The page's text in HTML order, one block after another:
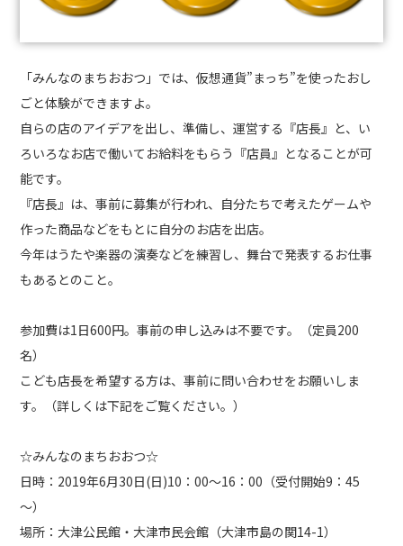
「みんなのまちおおつ」では、仮想通貨”まっち”を使ったおし
ごと体験ができますよ。
自らの店のアイデアを出し、準備し、運営する『店長』と、い
ろいろなお店で働いてお給料をもらう『店員』となることが可
能です。
『店長』は、事前に募集が行われ、自分たちで考えたゲームや
作った商品などをもとに自分のお店を出店。
今年はうたや楽器の演奏などを練習し、舞台で発表するお仕事
もあるとのこと。
参加費は1日600円。事前の申し込みは不要です。（定員200
名）
こども店長を希望する方は、事前に問い合わせをお願いしま
す。（詳しくは下記をご覧ください。）
☆みんなのまちおおつ☆
日時：2019年6月30日(日)10：00～16：00（受付開始9：45
～）
場所：大津公民館・大津市民会館（大津市島の関14-1）